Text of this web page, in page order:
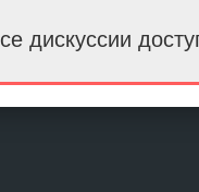
дискуссии